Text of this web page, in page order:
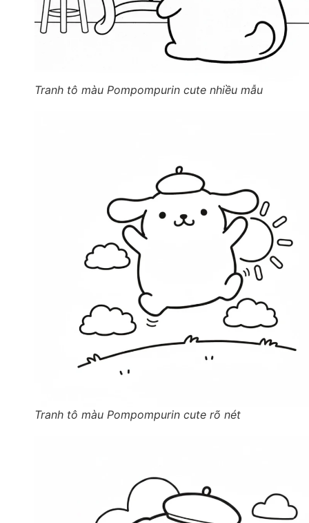
Tranh tô màu Pompompurin cute nhiều mẫu
Tranh tô màu Pompompurin cute rõ nét